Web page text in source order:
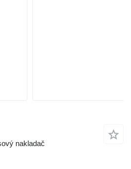
nakladač